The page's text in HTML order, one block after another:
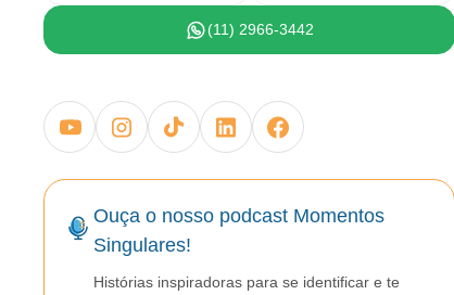
(11) 2966-3442
Ouça o nosso podcast Momentos
Singulares!
Histórias inspiradoras para se identificar e te